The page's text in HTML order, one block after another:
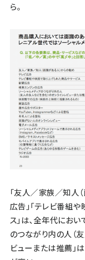
ら。
「友人／家族／知人
広告」「テレビ番組
ス」は、全年代におい
のつながり内の人（
ビューまたは推薦」